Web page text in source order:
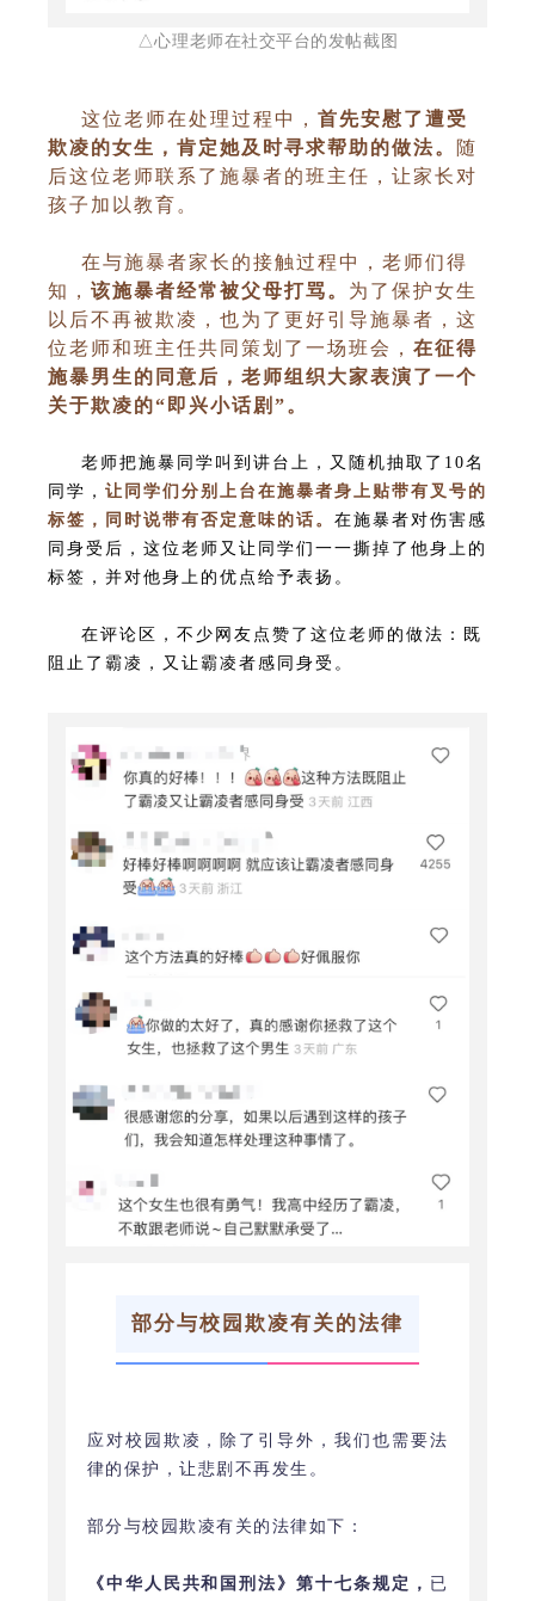
△心理老师在社交平台的发帖截图
这位老师在处理过程中， 首先安慰了遭受
欺凌的女生，肯定她及时寻求帮助的做法。
随
后这位老师联系了施暴者的班主任，让家长对
孩子加以教育。
在与施暴者家长的接触过程中，老师们得
知， 该施暴者经常被父母打骂。 为了保护女生
以后不再被欺凌，也为了更好引导施暴者，这
位老师和班主任共同策划了一场班会， 在征得
施暴男生的同意后，老师组织大家表演了一个
关于欺凌的“即兴小话剧”。
老师把施暴同学叫到讲台上，又随机抽取了10名
同学， 让同学们分别上台在施暴者身上贴带有叉号的
标签，同时说带有否定意味的话。 在施暴者对伤害感
同身受后，这位老师又让同学们一一撕掉了他身上的
标签，并对他身上的优点给予表扬。
在评论区，不少网友点赞了这位老师的做法：既
阻止了霸凌，又让霸凌者感同身受。
部分与校园欺凌有关的法律
应对校园欺凌，除了引导外，我们也需要法
律的保护，让悲剧不再发生。
部分与校园欺凌有关的法律如下：
《中华人民共和国刑法》第十七条规定， 已